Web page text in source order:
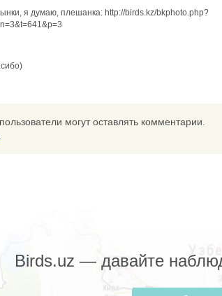
я думаю, плешанка: http://birds.kz/bkphoto.php?
могут оставлять комментарии.
Birds.uz — давайте